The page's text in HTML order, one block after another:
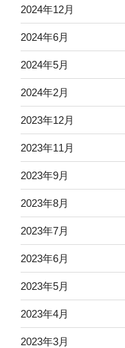
2024年12月
2024年6月
2024年5月
2024年2月
2023年12月
2023年11月
2023年9月
2023年8月
2023年7月
2023年6月
2023年5月
2023年4月
2023年3月